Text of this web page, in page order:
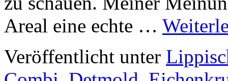
Areal eine echte …
Veröffentlicht unter